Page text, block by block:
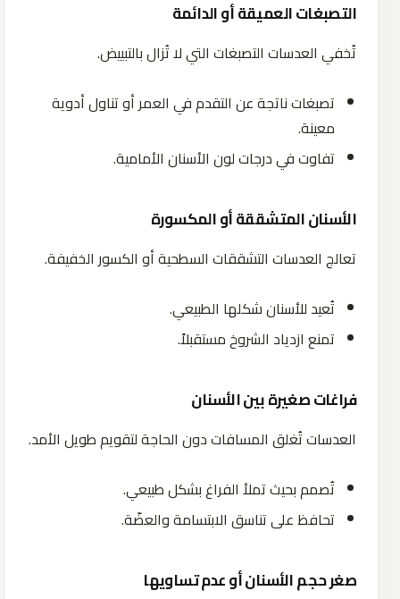
التصبغات العميقة أو الدائمة
تُخفي العدسات التصبغات التي لا تُزال بالتبييض.
تصبغات ناتجة عن التقدم في العمر أو تناول أدوية
معينة.
تفاوت في درجات لون الأسنان الأمامية.
الأسنان المتشققة أو المكسورة
تعالج العدسات التشققات السطحية أو الكسور الخفيفة.
تُعيد للأسنان شكلها الطبيعي.
تمنع ازدياد الشروخ مستقبلاً.
فراغات صغيرة بين الأسنان
العدسات تُغلق المسافات دون الحاجة لتقويم طويل الأمد.
تُصمم بحيث تملأ الفراغ بشكل طبيعي.
تحافظ على تناسق الابتسامة والعضّة.
صغر حجم الأسنان أو عدم تساويها